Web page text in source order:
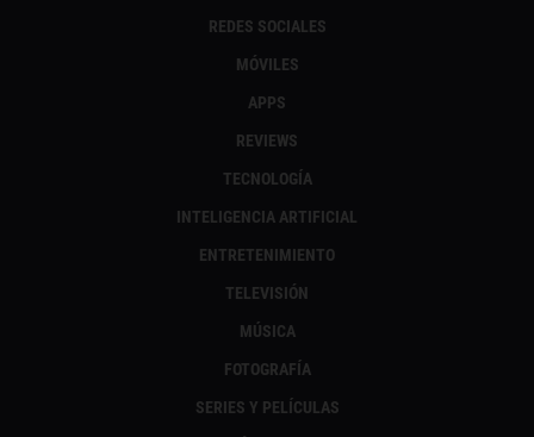
REDES SOCIALES
MÓVILES
APPS
REVIEWS
TECNOLOGÍA
INTELIGENCIA ARTIFICIAL
ENTRETENIMIENTO
TELEVISIÓN
MÚSICA
FOTOGRAFÍA
SERIES Y PELÍCULAS